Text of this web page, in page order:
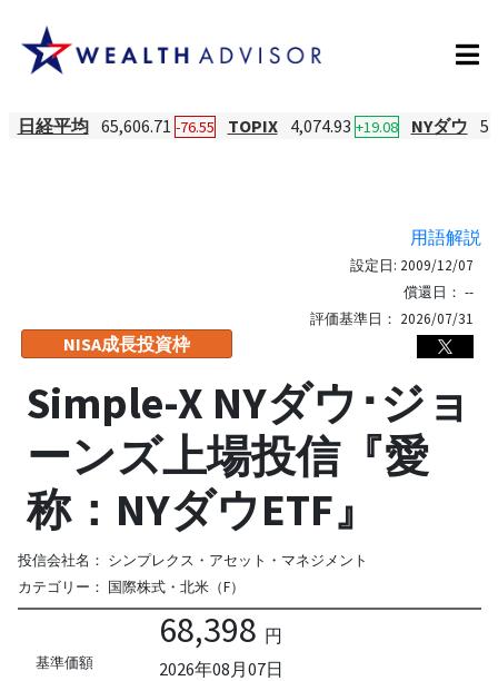
日経平均 65,606.71 -76.55 TOPIX 4,074.93 +19.08 NYダウ
用語解説
NISA成長投資枠
設定日: 2009/12/07
償還日： --
評価基準日： 2026/07/31
Simple-X NYダウ･ジョ
ーンズ上場投信『愛
称：NYダウETF』
投信会社名： シンプレクス・アセット・マネジメント
カテゴリー： 国際株式・北米（F）
基準価額
68,398 円
2026年08月07日